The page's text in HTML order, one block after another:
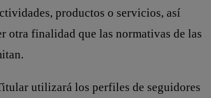
productos o servicios, así
otra finalidad que las normativas de las
utilizará los perfiles de seguidores